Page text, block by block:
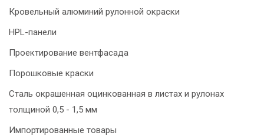
Кровельный алюминий рулонной окраски
HPL-панели
Проектирование вентфасада
Порошковые краски
Сталь окрашенная оцинкованная в листах и рулонах
толщиной 0,5 - 1,5 мм
Импортированные товары